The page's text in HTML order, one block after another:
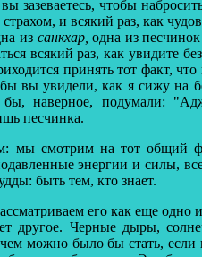
зазеваетесь, чтобы
и всякий раз, как
из санкхар, одна из
всякий раз, как увидите
принять тот факт,
бы вы увидели, как я сижу на
наверное, подумали:
песчинка.
мы смотрим на тот общий
энергии и силы,
быть тем, кто знает.
его как еще одно
другое. Черные дыры,
можно было бы стать, если